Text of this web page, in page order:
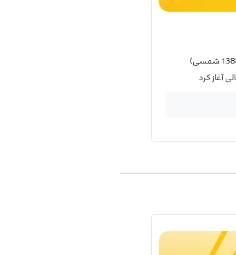
بروکر FBS از سال 2009 میلادی (1388 شمسی)
آغاز کرد